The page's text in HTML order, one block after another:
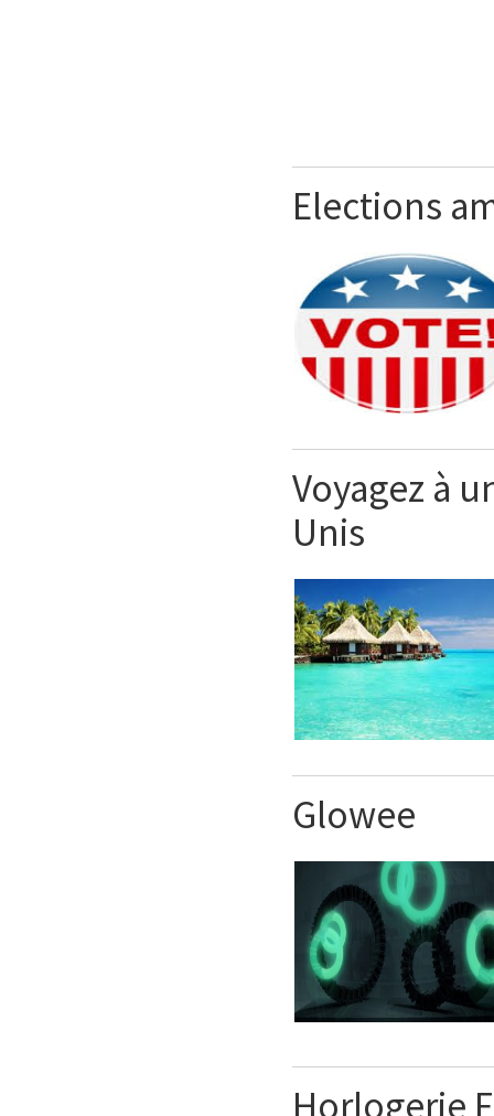
Elections
Voyagez à
Unis
Glowee